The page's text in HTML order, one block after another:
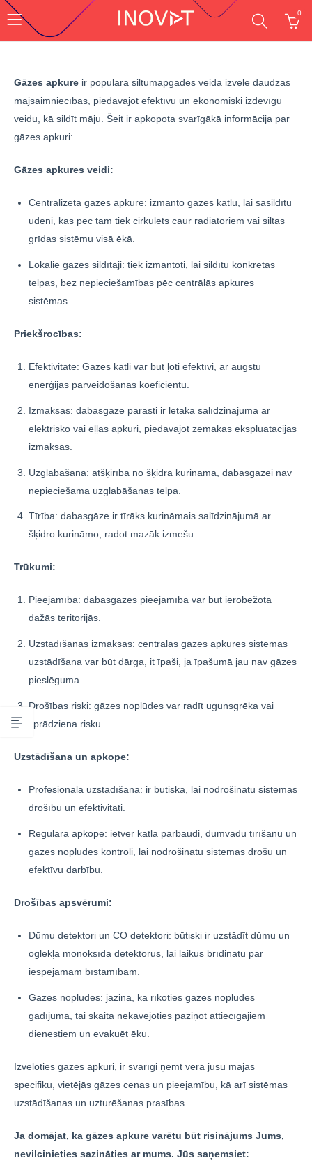
0
Gāzes apkure ir populāra siltumapgādes veida izvēle daudzās
mājsaimniecībās, piedāvājot efektīvu un ekonomiski izdevīgu
veidu, kā sildīt māju. Šeit ir apkopota svarīgākā informācija par
gāzes apkuri:
Gāzes apkures veidi:
Centralizētā gāzes apkure: izmanto gāzes katlu, lai sasildītu
ūdeni, kas pēc tam tiek cirkulēts caur radiatoriem vai siltās
grīdas sistēmu visā ēkā.
Lokālie gāzes sildītāji: tiek izmantoti, lai sildītu konkrētas
telpas, bez nepieciešamības pēc centrālās apkures
sistēmas.
Priekšrocības:
Efektivitāte: Gāzes katli var būt ļoti efektīvi, ar augstu
enerģijas pārveidošanas koeficientu.
Izmaksas: dabasgāze parasti ir lētāka salīdzinājumā ar
elektrisko vai eļļas apkuri, piedāvājot zemākas ekspluatācijas
izmaksas.
Uzglabāšana: atšķirībā no šķidrā kurināmā, dabasgāzei nav
nepieciešama uzglabāšanas telpa.
Tīrība: dabasgāze ir tīrāks kurināmais salīdzinājumā ar
šķidro kurināmo, radot mazāk izmešu.
Trūkumi:
Pieejamība: dabasgāzes pieejamība var būt ierobežota
dažās teritorijās.
Uzstādīšanas izmaksas: centrālās gāzes apkures sistēmas
uzstādīšana var būt dārga, it īpaši, ja īpašumā jau nav gāzes
pieslēguma.
Drošības riski: gāzes noplūdes var radīt ugunsgrēka vai
sprādziena risku.
Uzstādīšana un apkope:
Profesionāla uzstādīšana: ir būtiska, lai nodrošinātu sistēmas
drošību un efektivitāti.
Regulāra apkope: ietver katla pārbaudi, dūmvadu tīrīšanu un
gāzes noplūdes kontroli, lai nodrošinātu sistēmas drošu un
efektīvu darbību.
Drošības apsvērumi:
Dūmu detektori un CO detektori: būtiski ir uzstādīt dūmu un
oglekļa monoksīda detektorus, lai laikus brīdinātu par
iespējamām bīstamībām.
Gāzes noplūdes: jāzina, kā rīkoties gāzes noplūdes
gadījumā, tai skaitā nekavējoties paziņot attiecīgajiem
dienestiem un evakuēt ēku.
Izvēloties gāzes apkuri, ir svarīgi ņemt vērā jūsu mājas
specifiku, vietējās gāzes cenas un pieejamību, kā arī sistēmas
uzstādīšanas un uzturēšanas prasības.
Ja domājat, ka gāzes apkure varētu būt risinājums Jums,
nevilcinieties sazināties ar mums. Jūs saņemsiet: